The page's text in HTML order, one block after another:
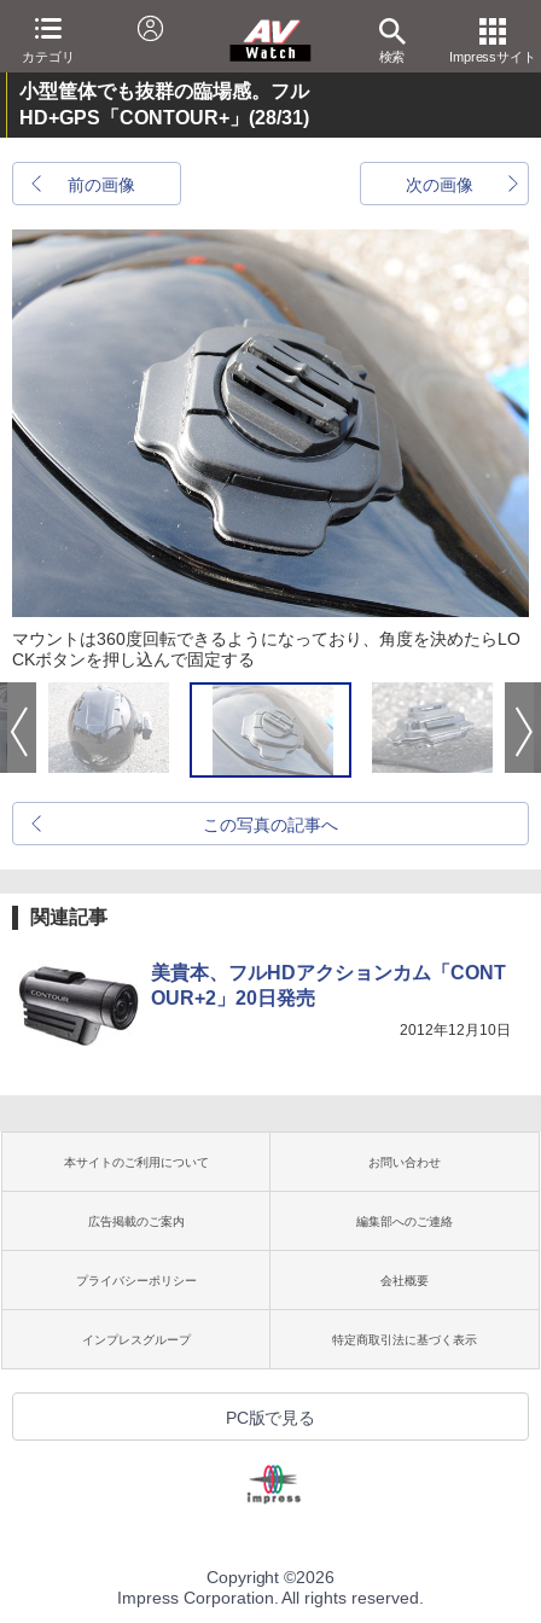
カテゴリ 検索 Impressサイト
小型筐体でも抜群の臨場感。フル
HD+GPS「CONTOUR+」 (28/31)
前の画像 次の画像
マウントは360度回転できるようになっており、角度を決めたらLO
CKボタンを押し込んで固定する
この写真の記事へ
関連記事
美貴本、フルHDアクションカム「CONT
OUR+2」20日発売
2012年12月10日
本サイトのご利用について お問い合わせ
広告掲載のご案内 編集部へのご連絡
プライバシーポリシー 会社概要
インプレスグループ 特定商取引法に基づく表示
PC版で見る
Copyright ©2026
Impress Corporation. All rights reserved.